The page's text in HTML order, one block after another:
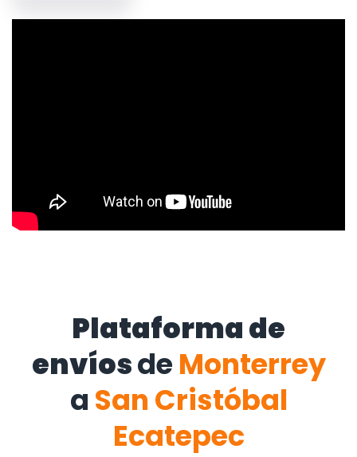
Plataforma de
envíosde Monterrey
a San Cristóbal
Ecatepec